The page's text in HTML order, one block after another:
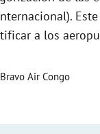
a los
Air Congo